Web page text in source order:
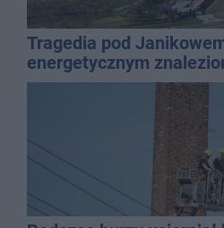
Tragedia pod
energetycznym
mężczyzny